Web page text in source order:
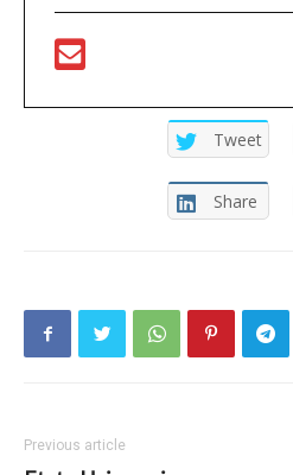
Tweet
Share
Previous article